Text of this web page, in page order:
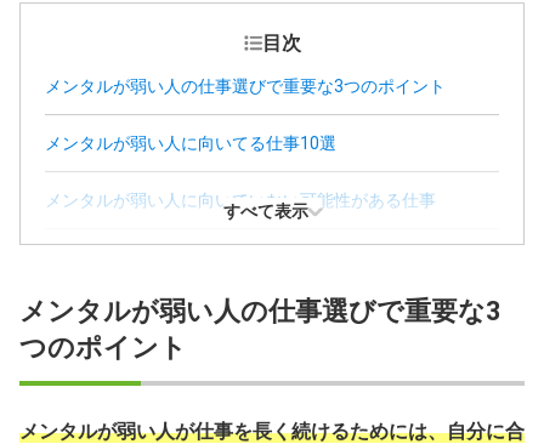
目次
メンタルが弱い人の仕事選びで重要な3つのポイント
メンタルが弱い人に向いてる仕事10選
メンタルが弱い人に向いていない可能性がある仕事
メンタルが弱い人が仕事を長く続けるための3つのコツ
すべて表示
メンタルが弱い人の仕事選びで重要な3
つのポイント
メンタルが弱い人が仕事を長く続けるためには、自分に合